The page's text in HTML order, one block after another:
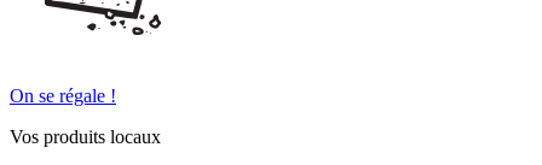
On se régale !
Vos produits locaux